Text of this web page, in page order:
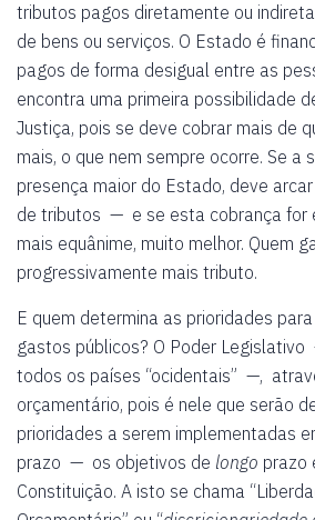
tributos pagos diretamente ou
de bens ou serviços. O Estado é
pagos de forma desigual entre as
encontra uma primeira possibilidade
Justiça, pois se deve cobrar mais de
mais, o que nem sempre ocorre. Se a
presença maior do Estado, deve
de tributos — e se esta cobrança for
mais equânime, muito melhor. Quem
progressivamente mais tributo.
E quem determina as prioridades
gastos públicos? O Poder
todos os países “ocidentais” —,
orçamentário, pois é nele que serão
prioridades a serem implementadas
prazo — os objetivos de longo prazo
Constituição. A isto se chama